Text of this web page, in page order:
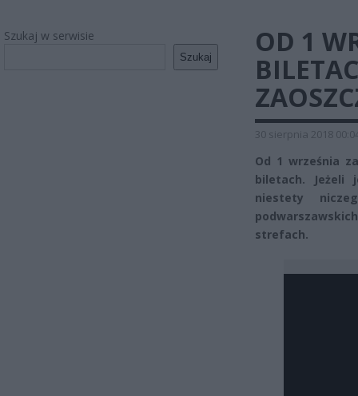
Szukaj w serwisie
Szukaj
OD 1
30 sierpnia 2018
Od 1 września
biletach. Jeżeli
niestety
strefach.